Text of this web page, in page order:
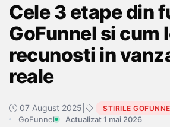
Cele 3 etape din
GoFunnel si cum
recunosti in
reale
07 August 2025 STIRILE
GoFunnel
Actualizat 1 mai 2026